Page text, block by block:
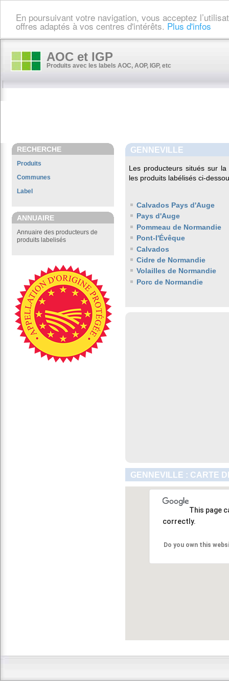
En poursuivant votre navigation, vous acceptez
offres adaptés à vos centres d'intérêts. Plus d'infos
AOC et IGP
Produits avec les labels AOC, AOP, IGP, etc
RECHERCHE
Produits
Communes
Label
ANNUAIRE
Annuaire des producteurs de
produits labelisés
GENNEVILLE
Les producteurs situés sur
les produits labélisés ci-
Calvados Pays d'Auge
Pays d'Auge
Pommeau de Normandie
Pont-l'Évêque
Calvados
Cidre de Normandie
Volailles de Normandie
Porc de Normandie
GENNEVILLE : CARTE
This page
correctly.
Do you own this